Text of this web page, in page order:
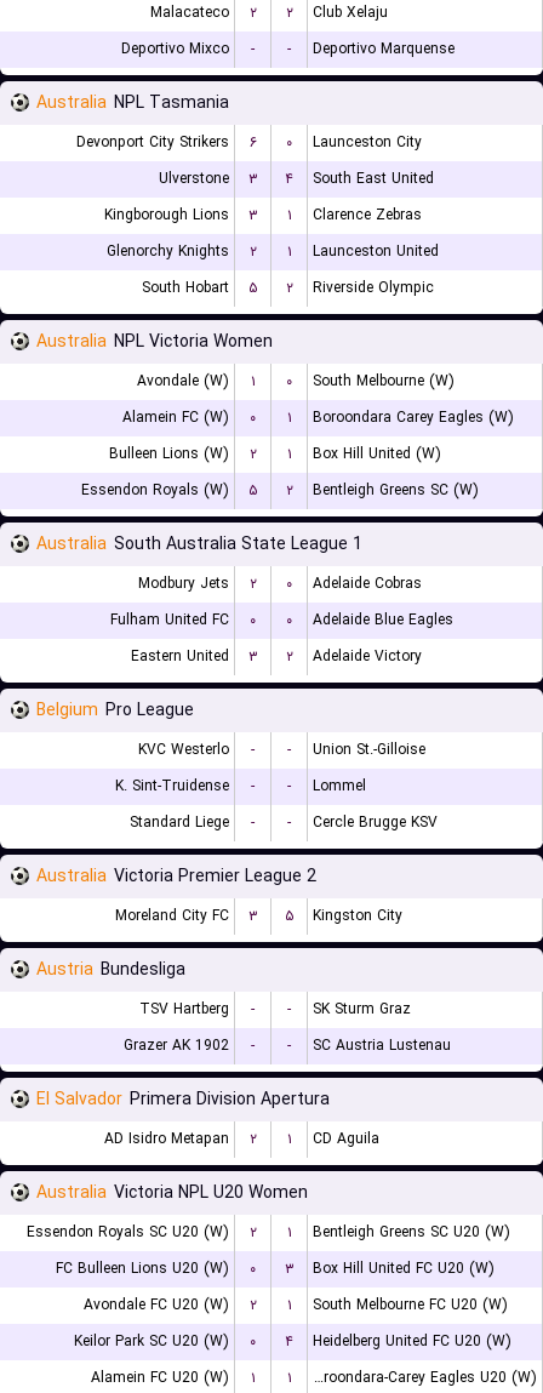
Malacateco ۲ ۲
Club Xelaju
Deportivo Mixco
- - Deportivo Marquense
Australia NPL Tasmania
Devonport City Strikers ۶ ۰
Launceston City
Ulverstone
۳ ۴
South East United
Kingborough Lions
۳ ۱
Clarence Zebras
Glenorchy Knights
۲ ۱
Launceston United
South Hobart
۵ ۲ Riverside Olympic
Australia NPL Victoria Women
Avondale (W) ۱ ۰
South Melbourne (W)
Alamein FC (W)
۰ ۱
Boroondara Carey Eagles (W)
Bulleen Lions (W)
۲ ۱
Box Hill United (W)
Essendon Royals (W)
۵ ۲ Bentleigh Greens SC (W)
Australia South Australia State League 1
Modbury Jets ۲ ۰
Adelaide Cobras
Fulham United FC
۰ ۰
Adelaide Blue Eagles
Eastern United
۳ ۲ Adelaide Victory
Belgium Pro League
KVC Westerlo - -
Union St.-Gilloise
K. Sint-Truidense
- -
Lommel
Standard Liege
- - Cercle Brugge KSV
Australia Victoria Premier League 2
Moreland City FC ۳ ۵ Kingston City
Austria Bundesliga
TSV Hartberg - -
SK Sturm Graz
Grazer AK 1902
- - SC Austria Lustenau
El Salvador Primera Division Apertura
AD Isidro Metapan ۲ ۱ CD Aguila
Australia Victoria NPL U20 Women
Essendon Royals SC U20 (W) ۲ ۱
Bentleigh Greens SC U20 (W)
FC Bulleen Lions U20 (W)
۰ ۳
Box Hill United FC U20 (W)
Avondale FC U20 (W)
۲ ۱
South Melbourne FC U20 (W)
Keilor Park SC U20 (W)
۰ ۴
Heidelberg United FC U20 (W)
Alamein FC U20 (W)
۱ ۱ Boroondara-Carey Eagles U20 (W)